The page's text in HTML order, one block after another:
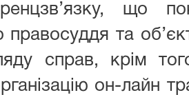
що
правосуддя та
справ, крім
он-лайн